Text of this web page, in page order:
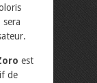
sera
est
de